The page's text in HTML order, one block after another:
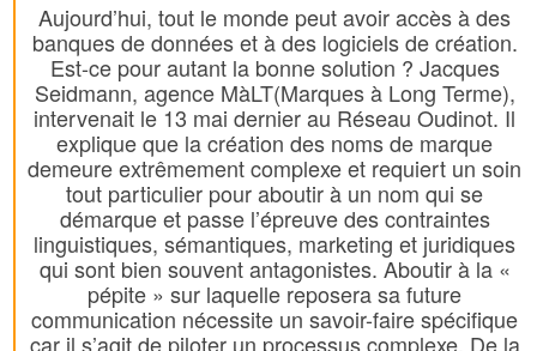
Aujourd’hui, tout le monde peut avoir accès à des
banques de données et à des logiciels de création.
Est-ce pour autant la bonne solution ? Jacques
Seidmann, agence MàLT(Marques à Long Terme),
intervenait le 13 mai dernier au Réseau Oudinot. Il
explique que la création des noms de marque
demeure extrêmement complexe et requiert un soin
tout particulier pour aboutir à un nom qui se
démarque et passe l’épreuve des contraintes
linguistiques, sémantiques, marketing et juridiques
qui sont bien souvent antagonistes. Aboutir à la «
pépite » sur laquelle reposera sa future
communication nécessite un savoir-faire spécifique
car il s’agit de piloter un processus complexe. De la